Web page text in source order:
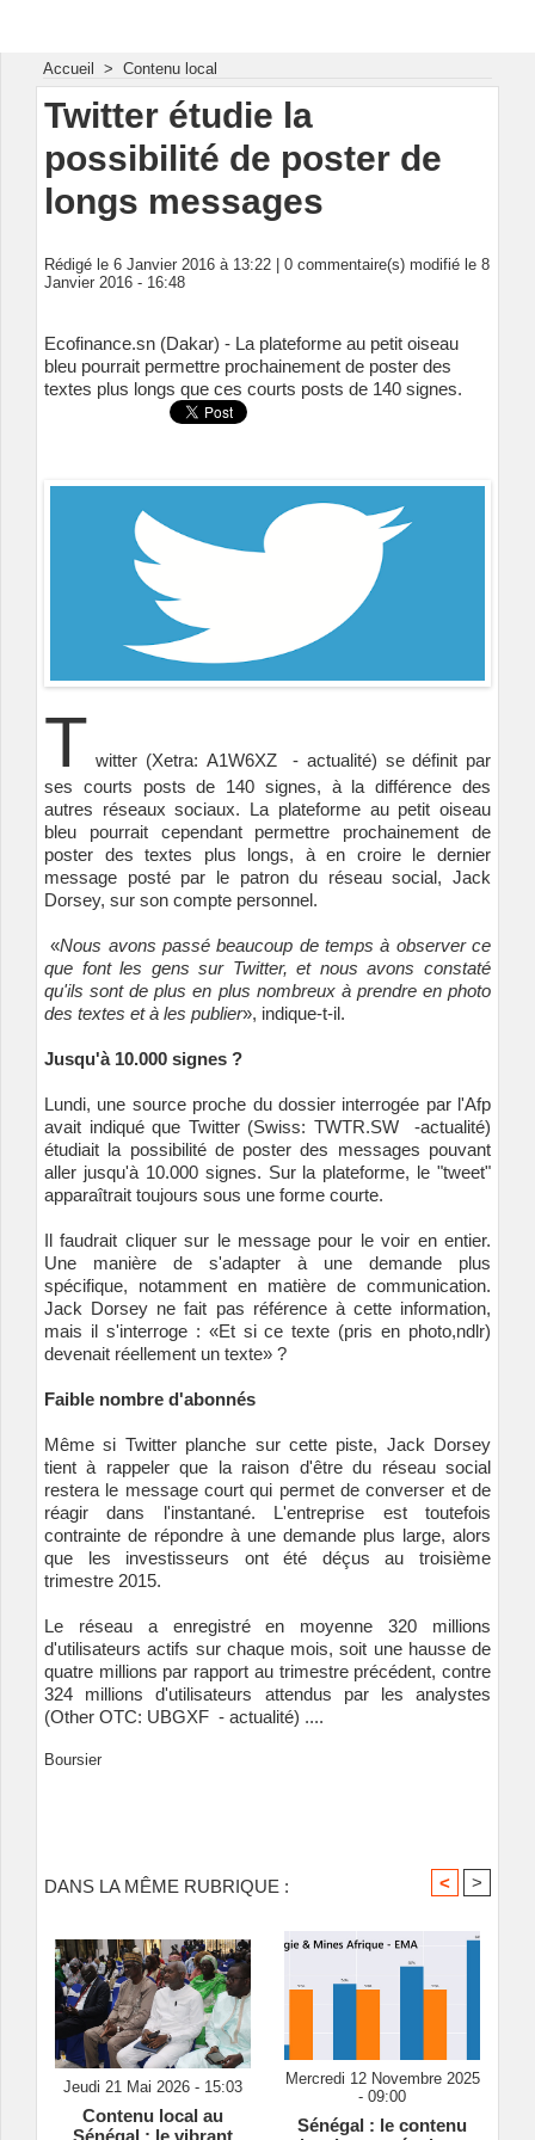
Accueil > Contenu local
Twitter étudie la
possibilité de poster de
longs messages
Rédigé le 6 Janvier 2016 à 13:22 | 0 commentaire(s) modifié le 8
Janvier 2016 - 16:48
Ecofinance.sn (Dakar) - La plateforme au petit oiseau
bleu pourrait permettre prochainement de poster des
textes plus longs que ces courts posts de 140 signes.
T witter (Xetra: A1W6XZ- actualité) se définit par
ses courts posts de 140 signes, à la différence des
autres réseaux sociaux. La plateforme au petit oiseau
bleu pourrait cependant permettre prochainement de
poster des textes plus longs, à en croire le dernier
message posté par le patron du réseau social, Jack
Dorsey, sur son compte personnel.
«Nous avons passé beaucoup de temps à observer ce
que font les gens sur Twitter, et nous avons constaté
qu'ils sont de plus en plus nombreux à prendre en photo
des textes et à les publier», indique-t-il.
Jusqu'à 10.000 signes ?
Lundi, une source proche du dossier interrogée par l'Afp
avait indiqué que Twitter (Swiss: TWTR.SW-actualité)
étudiait la possibilité de poster des messages pouvant
aller jusqu'à 10.000 signes. Sur la plateforme, le "tweet"
apparaîtrait toujours sous une forme courte.
Il faudrait cliquer sur le message pour le voir en entier.
Une manière de s'adapter à une demande plus
spécifique, notamment en matière de communication.
Jack Dorsey ne fait pas référence à cette information,
mais il s'interroge : «Et si ce texte (pris en photo,ndlr)
devenait réellement un texte» ?
Faible nombre d'abonnés
Même si Twitter planche sur cette piste, Jack Dorsey
tient à rappeler que la raison d'être du réseau social
restera le message court qui permet de converser et de
réagir dans l'instantané. L'entreprise est toutefois
contrainte de répondre à une demande plus large, alors
que les investisseurs ont été déçus au troisième
trimestre 2015.
Le réseau a enregistré en moyenne 320 millions
d'utilisateurs actifs sur chaque mois, soit une hausse de
quatre millions par rapport au trimestre précédent, contre
324 millions d'utilisateurs attendus par les analystes
(Other OTC: UBGXF - actualité) ....
Boursier
DANS LA MÊME RUBRIQUE : < >
Jeudi 21 Mai 2026 - 15:03
Contenu local au
Mercredi 12 Novembre 2025
- 09:00
Sénégal : le contenu